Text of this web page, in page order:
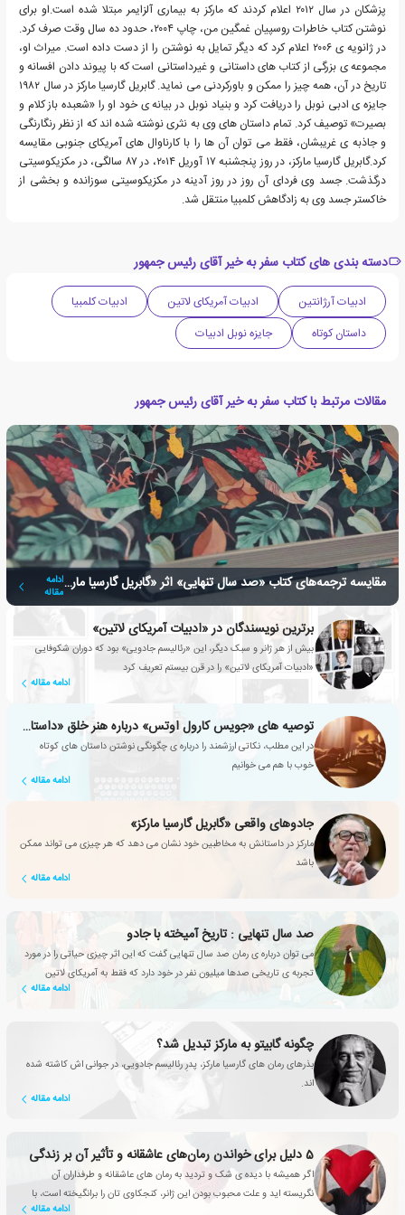
پزشکان در سال ۲۰۱۲ اعلام کردند که مارکز به بیماری آلزایمر مبتلا شده است.او برای
نوشتن کتاب خاطرات روسپیان غمگین من، چاپ ۲۰۰۴، حدود ده سال وقت صرف کرد.
در ژانویه ی ۲۰۰۶ اعلام کرد که دیگر تمایل به نوشتن را از دست داده است. میراث او،
مجموعه ی بزرگی از کتاب های داستانی و غیرداستانی است که با پیوند دادن افسانه و
تاریخ در آن، همه چیز را ممکن و باورکردنی می نماید. گابریل گارسیا مارکز در سال ۱۹۸۲
جایزه ی ادبی نوبل را دریافت کرد و بنیاد نوبل در بیانه ی خود او را «شعبده باز کلام و
بصیرت» توصیف کرد. تمام داستان های وی به نثری نوشته شده اند که از نظر رنگارنگی
و جاذبه ی غریبشان، فقط می توان آن ها را با کارناوال های آمریکای جنوبی مقایسه
کرد.گابریل گارسیا مارکز، در روز پنجشنبه ۱۷ آوریل ۲۰۱۴، در ۸۷ سالگی، در مکزیکوسیتی
درگذشت. جسد وی فردای آن روز در روز آدینه در مکزیکوسیتی سوزانده و بخشی از
خاکستر جسد وی به زادگاهش کلمبیا منتقل شد.
دسته بندی های کتاب سفر به خیر آقای رئیس جمهور
ادبیات آرژانتین ادبیات آمریکای لاتین
ادبیات کلمبیا
داستان کوتاه
جایزه نوبل ادبیات
مقالات مرتبط با کتاب سفر به خیر آقای رئیس جمهور
مقایسه ترجمه‌های کتاب «صد سال تنهایی» اثر «گابریل گارسیا مارکز»ادامه
مقاله
برترین نویسندگان در «ادبیات آمریکای لاتین»
بیش از هر ژانر و سبک دیگر، این «رئالیسم جادویی» بود که دوران شکوفایی
«ادبیات آمریکای لاتین» را در قرن بیستم تعریف کرد
ادامه مقاله
توصیه های «جویس کارول اوتس» درباره هنر خلق «داستان کوتاه»
در این مطلب، نکاتی ارزشمند را درباره ی چگونگی نوشتن داستان های کوتاه
خوب با هم می خوانیم
ادامه مقاله
جادوهای واقعی «گابریل گارسیا مارکز»
مارکز در داستانش به مخاطبین خود نشان می دهد که هر چیزی می تواند ممکن
باشد
ادامه مقاله
صد سال تنهایی : تاریخ آمیخته با جادو
می توان درباره ی رمان صد سال تنهایی گفت که این اثر چیزی حیاتی را در مورد
تجربه ی تاریخی صدها میلیون نفر در خود دارد که فقط به آمریکای لاتین
ادامه مقاله
چگونه گابیتو به مارکز تبدیل شد؟
بذرهای رمان های گارسیا مارکز، پدرِ رئالیسم جادویی، در جوانی اش کاشته شده
اند.
ادامه مقاله
5 دلیل برای خواندن رمان‌های عاشقانه‌‌ و تأثیر آن بر زندگی
اگر همیشه با دیده ی شک و تردید به رمان های عاشقانه و طرفداران آن
نگریسته اید و علت محبوب بودن این ژانر، کنجکاوی تان را برانگیخته است، با
ادامه مقاله